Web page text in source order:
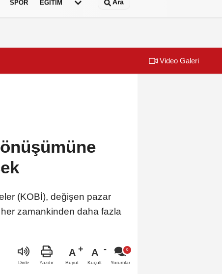
SPOR EĞİTİM Ara
İzmir
Video Galeri
(KOBİ), değişen pazar
zamankinden daha fazla
Dinle Yazdır
A
Büyüt
A
Küçült Yorumlar